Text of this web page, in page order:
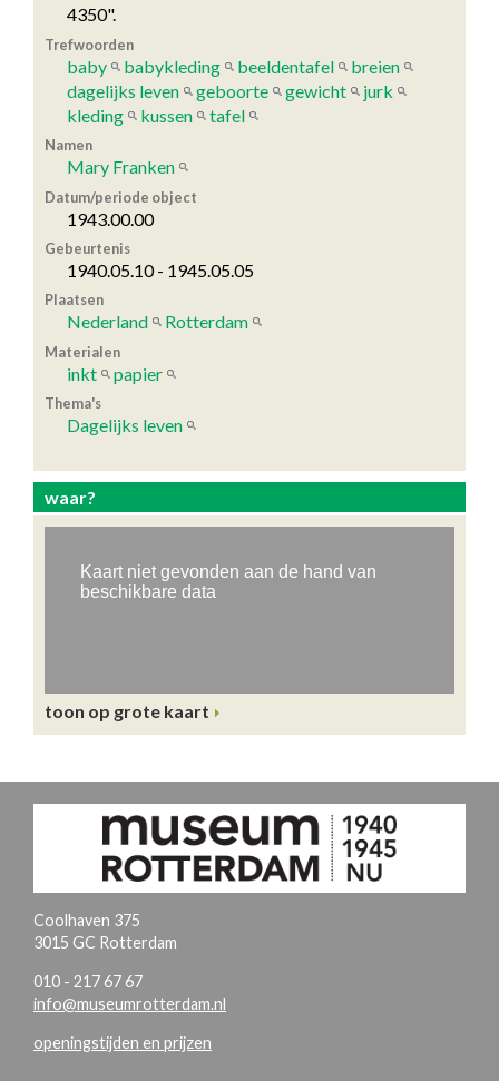
4350".
Trefwoorden
baby babykleding beeldentafel
breien
dagelijks leven
geboorte gewicht
jurk
kleding
kussen tafel
Namen
Mary Franken
Datum/periode object
1943.00.00
Gebeurtenis
1940.05.10 - 1945.05.05
Plaatsen
Nederland Rotterdam
Materialen
inkt papier
Thema's
Dagelijks leven
waar?
toon op grote kaart
Coolhaven 375
3015 GC Rotterdam
010 - 217 67 67
info@museumrotterdam.nl
openingstijden en prijzen